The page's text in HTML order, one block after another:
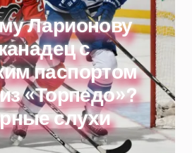
Ларионову
с
паспортом
«Торпедо»?
слухи